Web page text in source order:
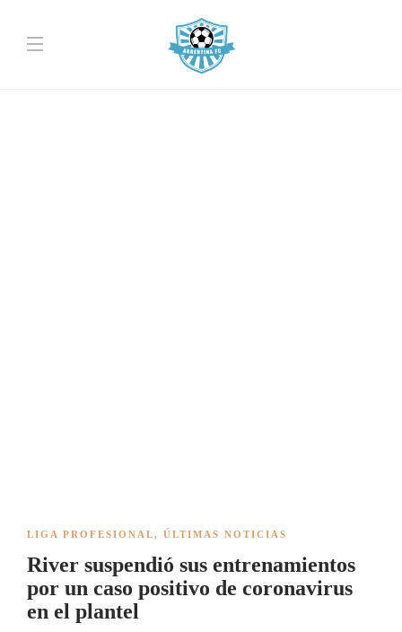
LIGA PROFESIONAL, ÚLTIMAS NOTICIAS
River suspendió sus entrenamientos
por un caso positivo de coronavirus
en el plantel